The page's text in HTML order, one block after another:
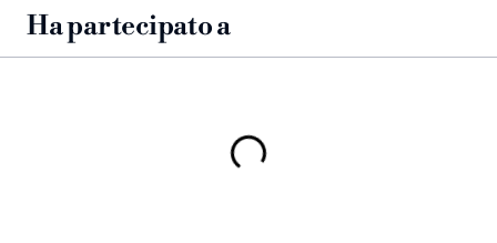
Ha partecipato a